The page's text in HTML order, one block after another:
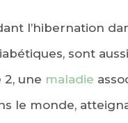
l’hibernation
sont
une maladie
le monde,